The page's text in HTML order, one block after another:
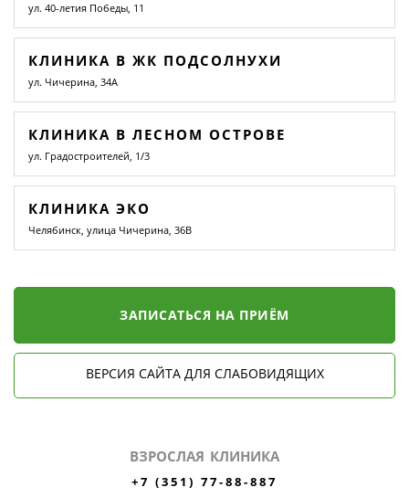
ул. 40-летия Победы, 11
КЛИНИКА В ЖК ПОДСОЛНУХИ
ул. Чичерина, 34А
КЛИНИКА В ЛЕСНОМ ОСТРОВЕ
ул. Градостроителей, 1/3
КЛИНИКА ЭКО
Челябинск, улица Чичерина, 36В
ЗАПИСАТЬСЯ НА ПРИЁМ
ВЕРСИЯ САЙТА ДЛЯ СЛАБОВИДЯЩИХ
ВЗРОСЛАЯ КЛИНИКА
+7 (351) 77-88-887